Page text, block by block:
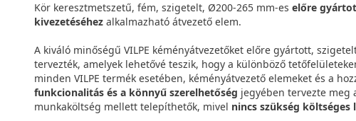
Kör keresztmetszetű, fém, szigetelt, Ø200-265 mm-es előre
kivezetéséhez alkalmazható átvezető elem.
A kiváló minőségű VILPE kéményátvezetőket előre gyártott,
tervezték, amelyek lehetővé teszik, hogy a különböző
minden VILPE termék esetében, kéményátvezető elemeket és a
funkcionalitás és a könnyű szerelhetőség jegyében tervezte meg
munkaköltség mellett telepíthetők, mivel nincs szükség